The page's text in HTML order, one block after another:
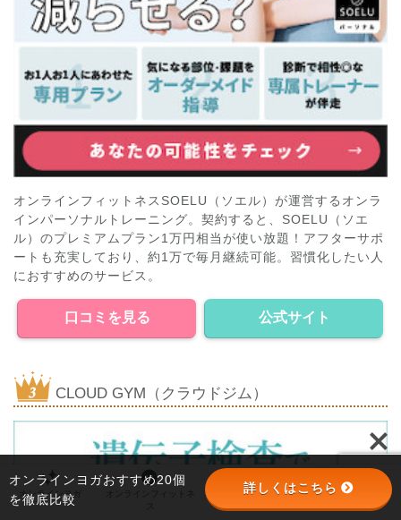
オンラインフィットネスSOELU（ソエル）が運営するオンラ
インパーソナルトレーニング。契約すると、SOELU（ソエ
ル）のプレミアムプラン1万円相当が使い放題！アフターサポ
ートも充実しており、約1万で毎月継続可能。習慣化したい人
におすすめのサービス。
口コミを見る 公式サイト
CLOUD GYM（クラウドジム）
オンラインヨガ オンラインパーソナル パーソナルジム
オンラインヨガおすすめ20個
を徹底比較
詳しくはこちら